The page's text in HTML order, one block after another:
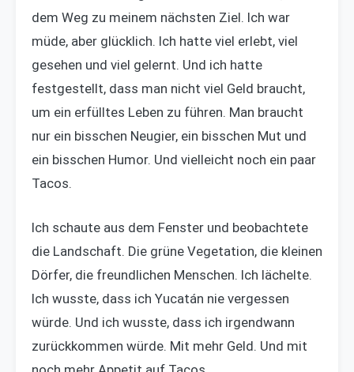
dem Weg zu meinem nächsten Ziel. Ich war
müde, aber glücklich. Ich hatte viel erlebt, viel
gesehen und viel gelernt. Und ich hatte
festgestellt, dass man nicht viel Geld braucht,
um ein erfülltes Leben zu führen. Man braucht
nur ein bisschen Neugier, ein bisschen Mut und
ein bisschen Humor. Und vielleicht noch ein paar
Tacos.
Ich schaute aus dem Fenster und beobachtete
die Landschaft. Die grüne Vegetation, die kleinen
Dörfer, die freundlichen Menschen. Ich lächelte.
Ich wusste, dass ich Yucatán nie vergessen
würde. Und ich wusste, dass ich irgendwann
zurückkommen würde. Mit mehr Geld. Und mit